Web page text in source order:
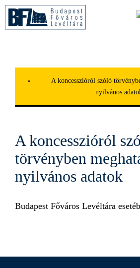
Ugrás a tartalomra
A koncesszióról szóló
nyilvános
A koncesszióról
törvényben
nyilvános adatok
Budapest Főváros Levéltára